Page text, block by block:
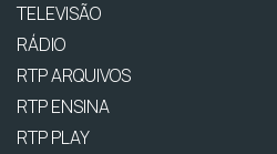
TELEVISÃO
RÁDIO
RTP ARQUIVOS
RTP ENSINA
RTP PLAY